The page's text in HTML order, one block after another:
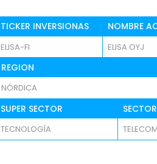
TICKER INVERSIONAS NOMBRE
ELISA-FI ELISA OYJ
REGION
NÓRDICA
SUPER SECTOR SECTOR
TECNOLOGÍA